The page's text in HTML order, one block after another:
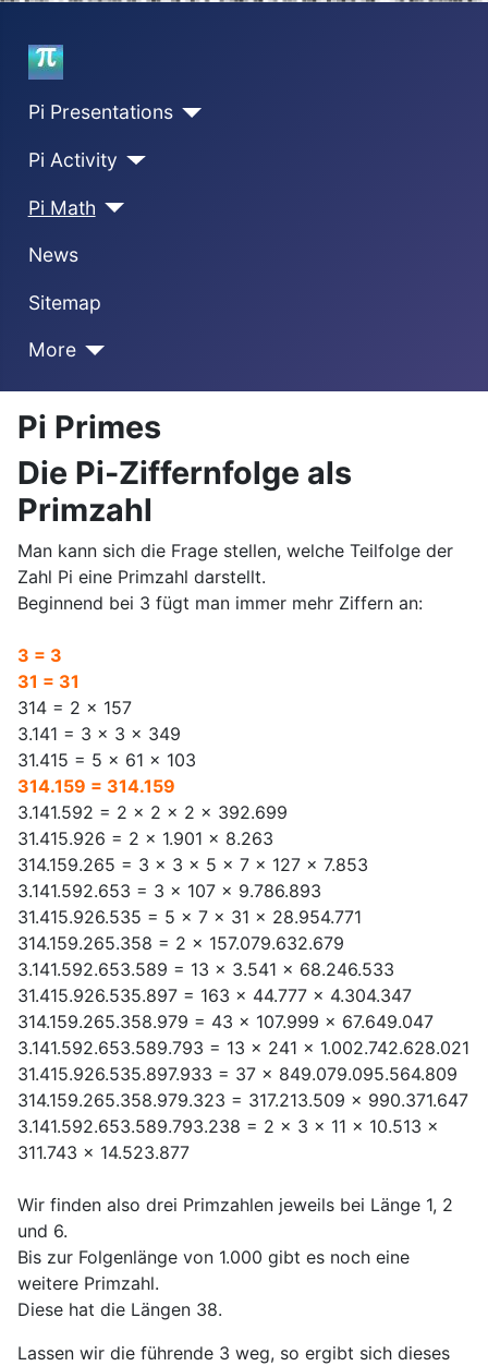
Home
Pi Presentations
Pi Activity
Pi Math
News
Sitemap
More
Pi Primes
Die Pi-Ziffernfolge als
Primzahl
Man kann sich die Frage stellen, welche Teilfolge der
Zahl Pi eine Primzahl darstellt.
Beginnend bei 3 fügt man immer mehr Ziffern an:
3 = 3
31 = 31
314 = 2 x 157
3.141 = 3 x 3 x 349
31.415 = 5 x 61 x 103
314.159 = 314.159
3.141.592 = 2 x 2 x 2 x 392.699
31.415.926 = 2 x 1.901 x 8.263
314.159.265 = 3 x 3 x 5 x 7 x 127 x 7.853
3.141.592.653 = 3 x 107 x 9.786.893
31.415.926.535 = 5 x 7 x 31 x 28.954.771
314.159.265.358 = 2 x 157.079.632.679
3.141.592.653.589 = 13 x 3.541 x 68.246.533
31.415.926.535.897 = 163 x 44.777 x 4.304.347
314.159.265.358.979 = 43 x 107.999 x 67.649.047
3.141.592.653.589.793 = 13 x 241 x 1.002.742.628.021
31.415.926.535.897.933 = 37 x 849.079.095.564.809
314.159.265.358.979.323 = 317.213.509 x 990.371.647
3.141.592.653.589.793.238 = 2 x 3 x 11 x 10.513 x
311.743 x 14.523.877
Wir finden also drei Primzahlen jeweils bei Länge 1, 2
und 6.
Bis zur Folgenlänge von 1.000 gibt es noch eine
weitere Primzahl.
Diese hat die Längen 38.
Lassen wir die führende 3 weg, so ergibt sich dieses